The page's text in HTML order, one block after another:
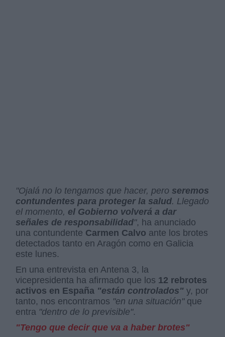
"Ojalá no lo tengamos que hacer, pero seremos
contundentes para proteger la salud. Llegado
el momento, el Gobierno volverá a dar
señales de responsabilidad", ha anunciado
una contundente Carmen Calvo ante los brotes
detectados tanto en Aragón como en Galicia
este lunes.
En una entrevista en Antena 3, la
vicepresidenta ha afirmado que los 12 rebrotes
activos en España "están controlados"y, por
tanto, nos encontramos "en una situación"que
entra "dentro de lo previsible".
"Tengo que decir que va a haber brotes"